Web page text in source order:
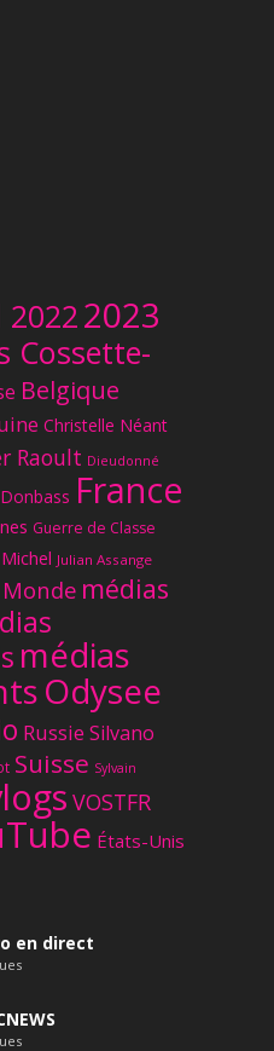
20222023
Cossette-
Belgique
Christelle Néant
Raoult Dieudonné
Donbass France
Guerre de Classe
Julian Assange
Monde médias
médias
Odysee
Russie Silvano
Suisse Sylvain
VOSTFR
États-Unis
en direct